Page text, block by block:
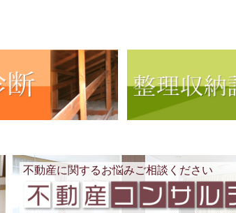
不動産に関するお悩みご相談ください